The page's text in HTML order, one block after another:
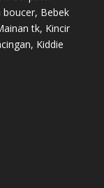
boucer, Bebek
tk, Kincir
, Kiddie